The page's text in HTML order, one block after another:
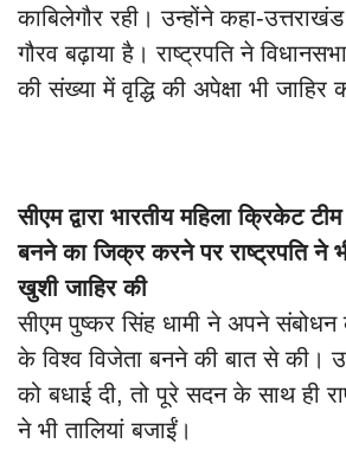
काबिलेगौर रही। उन्होंने कहा-
गौरव बढ़ाया है। राष्ट्रपति ने
की संख्या में वृद्धि की अपेक्षा भी जाहिर
सीएम द्वारा भारतीय महिला क्रिकेट
बनने का जिक्र करने पर राष्ट्रपति ने
खुशी जाहिर की
सीएम पुष्कर सिंह धामी ने अपने
के विश्व विजेता बनने की बात से की।
को बधाई दी, तो पूरे सदन के साथ ही
ने भी तालियां बजाईं।